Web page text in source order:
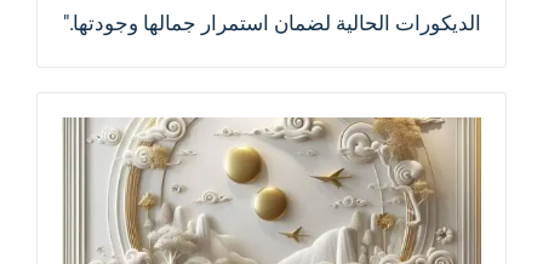
الديكورات الحالية لضمان استمرار جمالها وجودتها."